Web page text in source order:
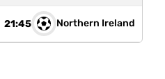
21:45 Northern Ireland